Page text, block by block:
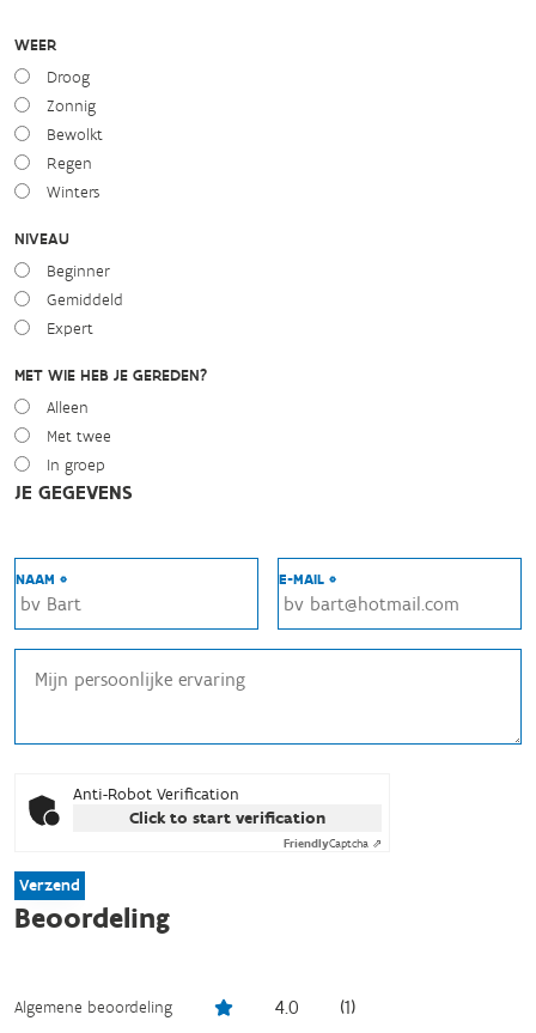
WEER
Droog
Zonnig
Bewolkt
Regen
Winters
NIVEAU
Beginner
Gemiddeld
Expert
MET WIE HEB JE GEREDEN?
Alleen
Met twee
In groep
JE GEGEVENS
NAAM * E-MAIL *
Anti-Robot Verification
Click to start verification
FriendlyCaptcha ⇗
Verzend
Beoordeling
Algemene beoordeling 4.0 (1)